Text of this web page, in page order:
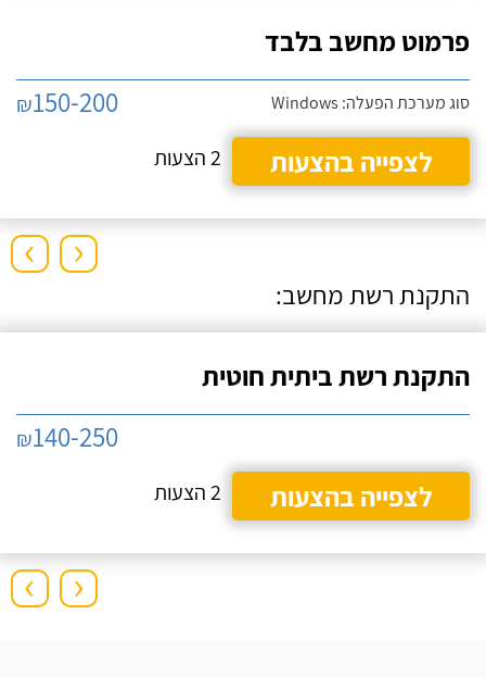
פרמוט מחשב בלבד
סוג מערכת הפעלה: Windows ₪150-200
לצפייה בהצעות
2 הצעות
› ‹
התקנת רשת מחשב:
התקנת רשת ביתית חוטית
₪140-250
לצפייה בהצעות
2 הצעות
› ‹